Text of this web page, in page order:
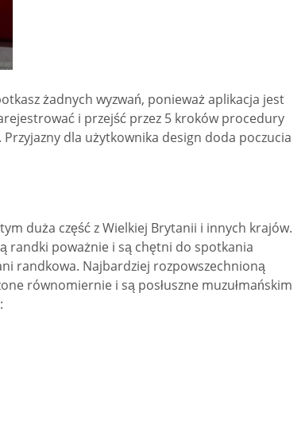
żadnych wyzwań, ponieważ aplikacja jest
i przejść przez 5 kroków procedury
dla użytkownika design doda poczucia
duża część z Wielkiej Brytanii i innych krajów.
randki poważnie i są chętni do spotkania
randkowa. Najbardziej rozpowszechnioną
równomiernie i są posłuszne muzułmańskim